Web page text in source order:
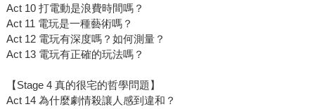
Act 10 打電動是浪費時間嗎？
Act 11 電玩是一種藝術嗎？
Act 12 電玩有深度嗎？如何測量？
Act 13 電玩有正確的玩法嗎？
【Stage 4 真的很宅的哲學問題】
Act 14 為什麼劇情殺讓人感到違和？